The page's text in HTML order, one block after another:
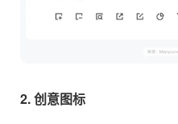
2. 创意图标